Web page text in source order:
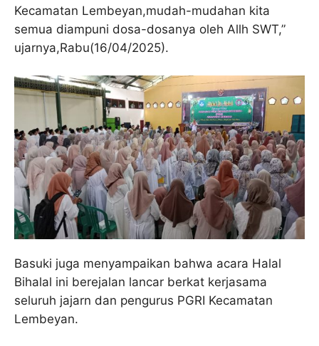
Kecamatan Lembeyan,mudah-mudahan kita
semua diampuni dosa-dosanya oleh Allh SWT,”
ujarnya,Rabu(16/04/2025).
Basuki juga menyampaikan bahwa acara Halal
Bihalal ini berejalan lancar berkat kerjasama
seluruh jajarn dan pengurus PGRI Kecamatan
Lembeyan.